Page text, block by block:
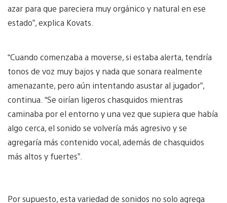
azar para que pareciera muy orgánico y natural en ese
estado”, explica Kovats.
“Cuando comenzaba a moverse, si estaba alerta, tendría
tonos de voz muy bajos y nada que sonara realmente
amenazante, pero aún intentando asustar al jugador”,
continua. “Se oirían ligeros chasquidos mientras
caminaba por el entorno y una vez que supiera que había
algo cerca, el sonido se volvería más agresivo y se
agregaría más contenido vocal, además de chasquidos
más altos y fuertes”.
Por supuesto, esta variedad de sonidos no solo agrega